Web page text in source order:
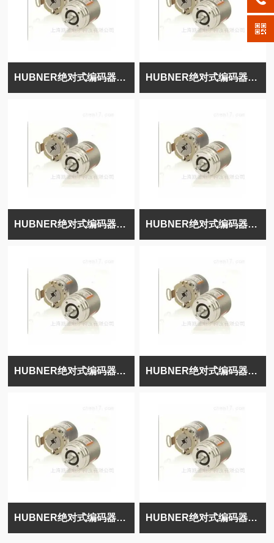
HUBNER绝对式编码器HOG10D1024 HUBNER绝对式编码器TDP0.2LT+OG9DN1000
HUBNER绝对式编码器POG10D1000I HUBNER绝对式编码器POG10D1000
HUBNER绝对式编码器POG10GDN500I+DN500I HUBNER绝对式编码器POG10DN1000I
HUBNER绝对式编码器POG10DN1000IFSL HUBNER绝对式编码器POG10DN1000I